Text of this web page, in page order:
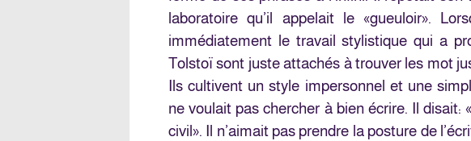
laboratoire qu’il appelait le «gueuloir».
immédiatement le travail stylistique qui a
Tolstoï sont juste attachés à trouver les mot
Ils cultivent un style impersonnel et une
ne voulait pas chercher à bien écrire. Il disait:
civil». Il n’aimait pas prendre la posture de